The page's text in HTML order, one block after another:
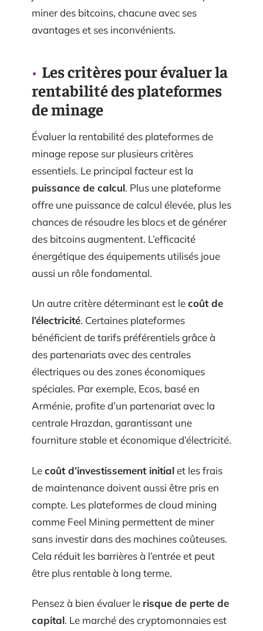
miner des bitcoins, chacune avec ses
avantages et ses inconvénients.
Les critères pour évaluer la
rentabilité des plateformes
de minage
Évaluer la rentabilité des plateformes de
minage repose sur plusieurs critères
essentiels. Le principal facteur est la
puissance de calcul. Plus une plateforme
offre une puissance de calcul élevée, plus les
chances de résoudre les blocs et de générer
des bitcoins augmentent. L’efficacité
énergétique des équipements utilisés joue
aussi un rôle fondamental.
Un autre critère déterminant est lecoût de
l’électricité. Certaines plateformes
bénéficient de tarifs préférentiels grâce à
des partenariats avec des centrales
électriques ou des zones économiques
spéciales. Par exemple, Ecos, basé en
Arménie, profite d’un partenariat avec la
centrale Hrazdan, garantissant une
fourniture stable et économique d’électricité.
Lecoût d’investissement initialet les frais
de maintenance doivent aussi être pris en
compte. Les plateformes de cloud mining
comme Feel Mining permettent de miner
sans investir dans des machines coûteuses.
Cela réduit les barrières à l’entrée et peut
être plus rentable à long terme.
Pensez à bien évaluer le risque de perte de
capital. Le marché des cryptomonnaies est